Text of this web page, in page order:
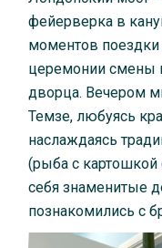
фейерверка в
моментов поездки
церемонии смены
дворца. Вечером
Темзе, любуясь
наслаждаясь
(рыба с
себя знаменитые
познакомились с